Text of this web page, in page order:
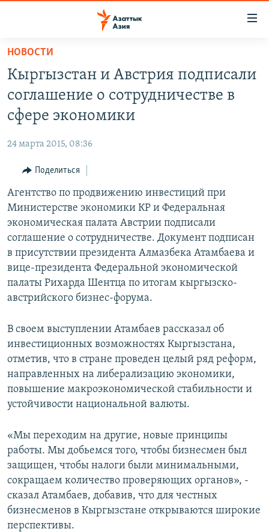
Вернуться
основному
содержанию
Вернутся
главной
навигации
Вернутся
поиску
КАЗАХСТАН
ТАДЖИКИСТАН
НОВОСТИ
ВОЙНА В УКРАИНЕ
ҚАЗАҚША
КЫРГЫЗЧА
ЎЗБЕКЧА
TÜRKMENÇE
Все сайты РСЕ/РС
НОВОСТИ
Кыргызстан и Австрия подписали
соглашение о сотрудничестве в
сфере экономики
24 марта 2015, 08:36
Поделиться
Агентство по продвижению инвестиций при
Министерстве экономики КР и Федеральная
экономическая палата Австрии подписали
соглашение о сотрудничестве. Документ подписан
в присутствии президента Алмазбека Атамбаева и
вице-президента Федеральной экономической
палаты Рихарда Шентца по итогам кыргызско-
австрийского бизнес-форума.
В своем выступлении Атамбаев рассказал об
инвестиционных возможностях Кыргызстана,
отметив, что в стране проведен целый ряд реформ,
направленных на либерализацию экономики,
повышение макроэкономической стабильности и
устойчивости национальной валюты.
«Мы переходим на другие, новые принципы
работы. Мы добьемся того, чтобы бизнесмен был
защищен, чтобы налоги были минимальными,
сокращаем количество проверяющих органов», -
сказал Атамбаев, добавив, что для честных
бизнесменов в Кыргызстане открываются широкие
перспективы.